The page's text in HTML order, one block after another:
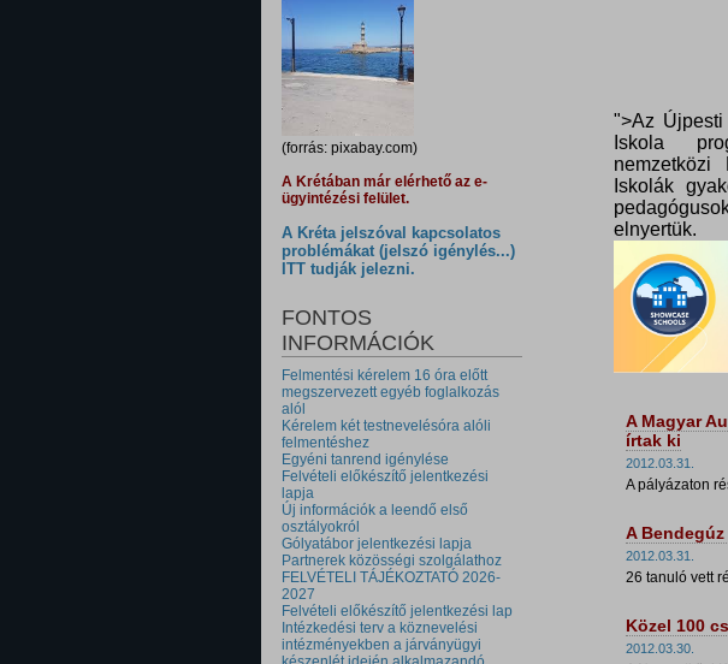
(forrás: pixabay.com)
A Krétában már elérhető az e-
ügyintézési felület.
A Kréta jelszóval kapcsolatos
problémákat (jelszó igénylés...)
ITT tudják jelezni.
FONTOS
INFORMÁCIÓK
Felmentési kérelem 16 óra előtt
megszervezett egyéb foglalkozás
alól
Kérelem két testnevelésóra alóli
felmentéshez
Egyéni tanrend igénylése
Felvételi előkészítő jelentkezési
lapja
Új információk a leendő első
osztályokról
Gólyatábor jelentkezési lapja
Partnerek közösségi szolgálathoz
FELVÉTELI TÁJÉKOZTATÓ 2026-
2027
Felvételi előkészítő jelentkezési lap
Intézkedési terv a köznevelési
intézményekben a járványügyi
">Az
Iskola
Iskolák
elnyertük.
A Magyar
írtak ki
2012.03.31.
A pályázaton
A
2012.03.31.
26 tanuló vett
Közel 100
2012.03.30.